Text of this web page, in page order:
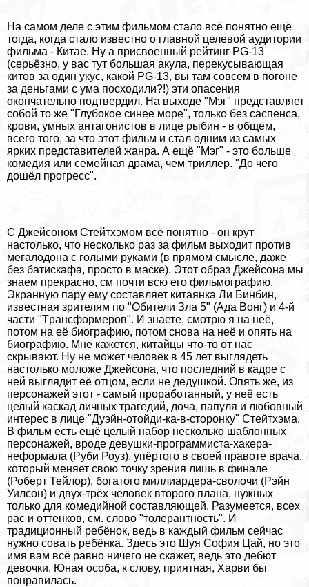
На самом деле с этим фильмом стало всё понятно ещё
тогда, когда стало известно о главной целевой аудитории
фильма - Китае. Ну а присвоенный рейтинг PG-13
(серьёзно, у вас тут большая акула, перекусывающая
китов за один укус, какой PG-13, вы там совсем в погоне
за деньгами с ума посходили?!) эти опасения
окончательно подтвердил. На выходе "Мэг" представляет
собой то же "Глубокое синее море", только без саспенса,
крови, умных антагонистов в лице рыбин - в общем,
всего того, за что этот фильм и стал одним из самых
ярких представителей жанра. А ещё "Мэг" - это больше
комедия или семейная драма, чем триллер. "До чего
дошёл прогресс".
С Джейсоном Стейтхэмом всё понятно - он крут
настолько, что несколько раз за фильм выходит против
мегалодона с гoлыми руками (в прямом смысле, даже
без батискафа, просто в маске). Этот образ Джейсона мы
знаем прекрасно, см почти всю его фильмографию.
Экранную пару ему составляет китаянка Ли Бинбин,
известная зрителям по "Обители Зла 5" (Ада Вонг) и 4-й
части "Tрaнcформеров". И знаете, смотрю я на неё,
потом на её биографию, потом снова на неё и опять на
биографию. Мне кажется, китайцы что-то от нас
скрывают. Ну не может человек в 45 лет выглядеть
настолько моложе Джейсона, что последний в кадре с
ней выглядит её отцом, если не дедушкой. Опять же, из
персонажей этот - самый проработанный, у неё есть
целый каскад личных трагедий, доча, папуля и любовный
интерес в лице "Дуэйн-отойди-ка-в-сторонку" Стейтхэма.
В фильм есть ещё целый набор несколько шаблонных
персонажей, вроде дeвyшки-программиста-хакера-
неформала (Руби Роуз), упёртого в своей правоте врача,
который меняет свою точку зрения лишь в финале
(Роберт Тейлор), богатого миллиардера-сволочи (Рэйн
Уилсон) и двух-трёх человек второго плана, нужных
только для комедийной составляющей. Разумеется, всех
рас и оттенков, см. слово "толерантность". И
традиционный ребёнок, ведь в каждый фильм сейчас
нужно совать ребёнка. Здесь это Шуя София Цай, но это
имя вам всё равно ничего не скажет, ведь это дебют
дeвoчки. Юная особа, к слову, приятная, Харви бы
понравилась.